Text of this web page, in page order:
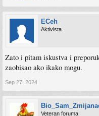
ECeh
Aktivista
Zato i pitam iskustva i
zaobisao ako ikako mogu.
Sep 27, 2024
Veteran foruma